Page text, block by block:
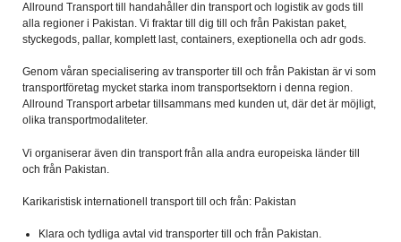
Allround Transport till handahåller din transport och logistik av gods till
alla regioner i Pakistan. Vi fraktar till dig till och från Pakistan paket,
styckegods, pallar, komplett last, containers, exeptionella och adr gods.
Genom våran specialisering av transporter till och från Pakistan är vi som
transportföretag mycket starka inom transportsektorn i denna region.
Allround Transport arbetar tillsammans med kunden ut, där det är möjligt,
olika transportmodaliteter.
Vi organiserar även din transport från alla andra europeiska länder till
och från Pakistan.
Karikaristisk internationell transport till och från: Pakistan
Klara och tydliga avtal vid transporter till och från Pakistan.